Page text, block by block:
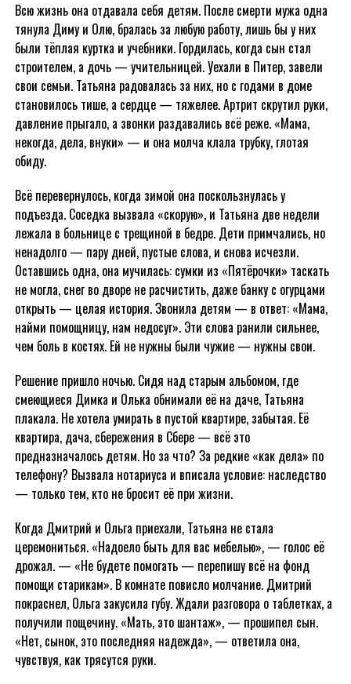
Всю жизнь она отдавала себя детям. После смерти мужа одна
тянула Диму и Олю, бралась за любую работу, лишь бы у них
были тёплая куртка и учебники. Гордилась, когда сын стал
строителем, а дочь — учительницей. Уехали в Питер, завели
свои семьи. Татьяна радовалась за них, но с годами в доме
становилось тише, а сердце — тяжелее. Артрит скрутил руки,
давление прыгало, а звонки раздавались всё реже. «Мама,
некогда, дела, внуки» — и она молча клала трубку, глотая
обиду.
Всё перевернулось, когда зимой она поскользнулась у
подъезда. Соседка вызвала «скорую», и Татьяна две недели
лежала в больнице с трещиной в бедре. Дети примчались, но
ненадолго — пару дней, пустые слова, и снова исчезли.
Оставшись одна, она мучилась: сумки из «Пятёрочки» таскать
не могла, снег во дворе не расчистить, даже банку с огурцами
открыть — целая история. Звонила детям — в ответ: «Мама,
найми помощницу, нам недосуг». Эти слова ранили сильнее,
чем боль в костях. Ей не нужны были чужие — нужны свои.
Решение пришло ночью. Сидя над старым альбомом, где
смеющиеся Димка и Олька обнимали её на даче, Татьяна
плакала. Не хотела умирать в пустой квартире, забытая. Её
квартира, дача, сбережения в Сбере — всё это
предназначалось детям. Но за что? За редкие «как дела» по
телефону? Вызвала нотариуса и вписала условие: наследство
— только тем, кто не бросит её при жизни.
Когда Дмитрий и Ольга приехали, Татьяна не стала
церемониться. «Надоело быть для вас мебелью», — голос её
дрожал. — «Не будете помогать — перепишу всё на фонд
помощи старикам». В комнате повисло молчание. Дмитрий
покраснел, Ольга закусила губу. Ждали разговора о таблетках, а
получили пощечину. «Мать, это шантаж», — прошипел сын.
«Нет, сынок, это последняя надежда», — ответила она,
чувствуя, как трясутся руки.